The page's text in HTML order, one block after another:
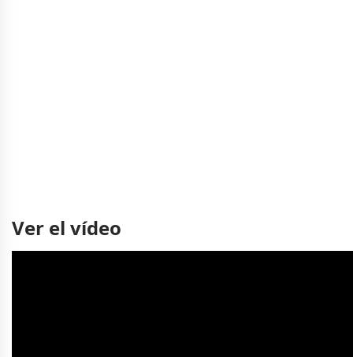
Ver el vídeo